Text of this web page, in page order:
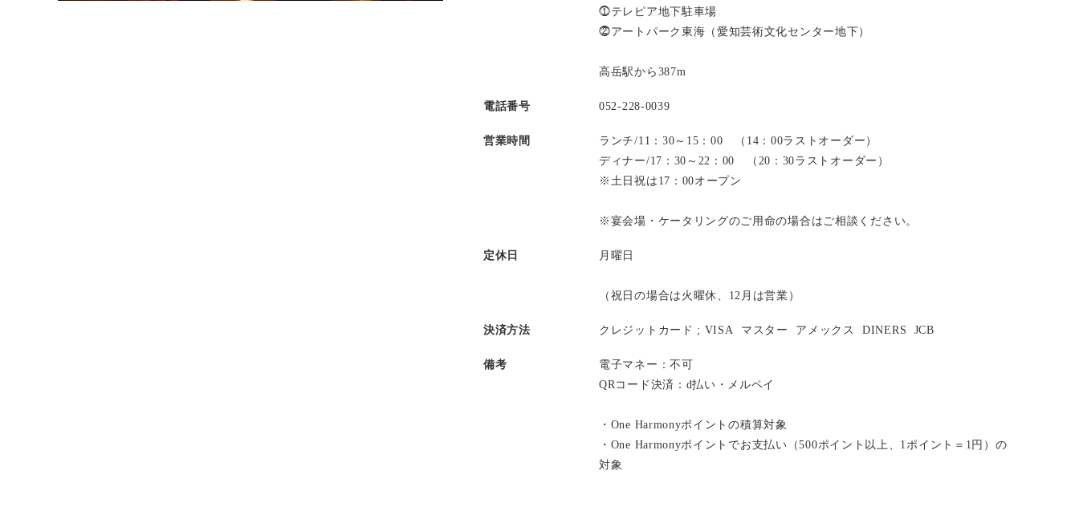
⓵テレピア地下駐車場
⓶アートパーク東海（愛知芸術文化センター地下）
高岳駅から387m
電話番号 052-228-0039
営業時間
ランチ/11：30～15：00 （14：00ラストオーダー）
ディナー/17：30～22：00 （20：30ラストオーダー）
※土日祝は17：00オープン
※宴会場・ケータリングのご用命の場合はご相談ください。
定休日 月曜日
（祝日の場合は火曜休、12月は営業）
決済方法 クレジットカード ; VISA マスター アメックス DINERS JCB
備考
電子マネー：不可
QRコード決済：d払い・メルペイ
・One Harmonyポイントの積算対象
・One Harmonyポイントでお支払い（500ポイント以上、1ポイント＝1円）の
対象